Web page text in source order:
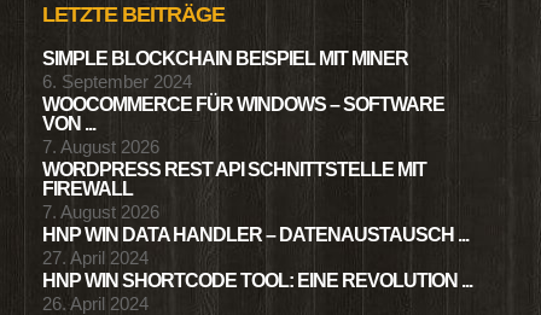
LETZTE BEITRÄGE
SIMPLE BLOCKCHAIN BEISPIEL MIT MINER
6. September 2024
WOOCOMMERCE FÜR WINDOWS – SOFTWARE
VON ...
7. August 2026
WORDPRESS REST API SCHNITTSTELLE MIT
FIREWALL
7. August 2026
HNP WIN DATA HANDLER – DATENAUSTAUSCH ...
27. April 2024
HNP WIN SHORTCODE TOOL: EINE REVOLUTION ...
26. April 2024